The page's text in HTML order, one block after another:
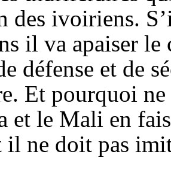
des ivoiriens.
il va apaiser
défense et de
Et pourquoi
et le Mali en
il ne doit pas